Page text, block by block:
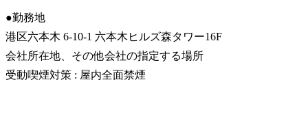
●勤務地
港区六本木 6-10-1 六本木ヒルズ森タワー16F
会社所在地、その他会社の指定する場所
受動喫煙対策 : 屋内全面禁煙